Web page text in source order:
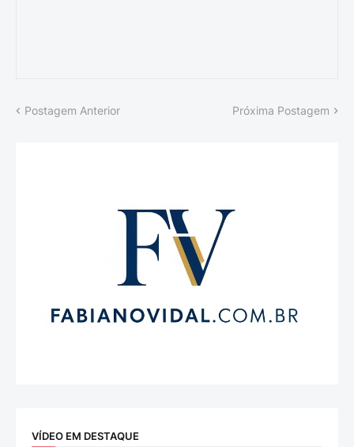
Postagem Anterior Próxima Postagem
VÍDEO EM DESTAQUE